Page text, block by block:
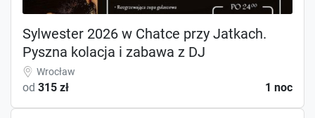
Sylwester 2026 w Chatce przy Jatkach.
Pyszna kolacja i zabawa z DJ
Wrocław
od 315 zł 1 noc